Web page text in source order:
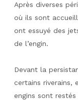
Après diverses
où ils sont
ont essuyé des
de l’engin.
Devant la
certains riverains,
engins sont restés